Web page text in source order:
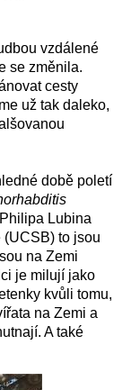
vzdálené
se změnila.
cesty
už tak daleko,
době poletí
Lubina
to jsou
na Zemi
je milují jako
kvůli tomu,
na Zemi a
A také